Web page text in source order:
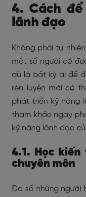
4. Cách
lãnh đạo
Không phải tự
một số người có
dù là bất kỳ ai để
rèn luyện mới có
phát triển kỹ năng
tham khảo ngay
kỹ năng lãnh đạo
4.1. Học
chuyên môn
Đa số những người